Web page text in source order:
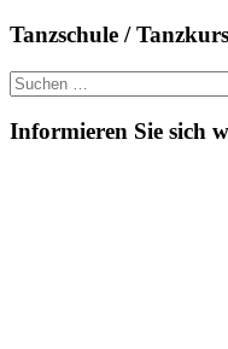
Tanzschule /
Suche
nach:
Informieren Sie sich